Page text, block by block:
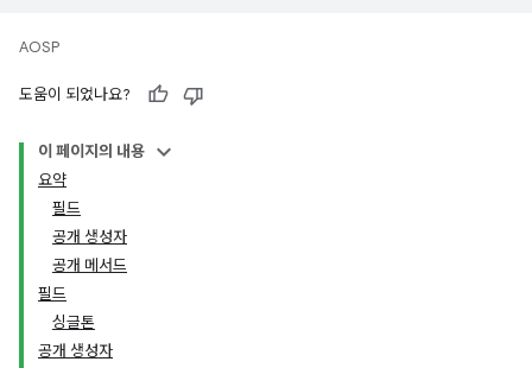
AOSP
도움이 되었나요?
이 페이지의 내용
요약
필드
공개 생성자
공개 메서드
필드
싱글톤
공개 생성자